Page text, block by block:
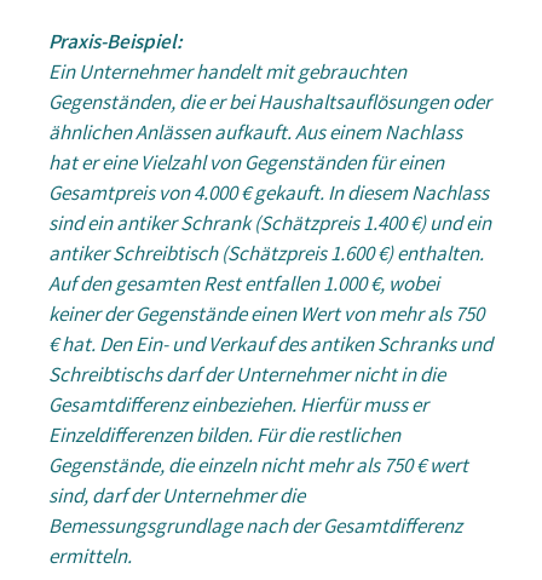
Praxis-Beispiel:
Ein Unternehmer handelt mit gebrauchten
Gegenständen, die er bei Haushaltsauflösungen oder
ähnlichen Anlässen aufkauft. Aus einem Nachlass
hat er eine Vielzahl von Gegenständen für einen
Gesamtpreis von 4.000 € gekauft. In diesem Nachlass
sind ein antiker Schrank (Schätzpreis 1.400 €) und ein
antiker Schreibtisch (Schätzpreis 1.600 €) enthalten.
Auf den gesamten Rest entfallen 1.000 €, wobei
keiner der Gegenstände einen Wert von mehr als 750
€ hat. Den Ein- und Verkauf des antiken Schranks und
Schreibtischs darf der Unternehmer nicht in die
Gesamtdifferenz einbeziehen. Hierfür muss er
Einzeldifferenzen bilden. Für die restlichen
Gegenstände, die einzeln nicht mehr als 750 € wert
sind, darf der Unternehmer die
Bemessungsgrundlage nach der Gesamtdifferenz
ermitteln.